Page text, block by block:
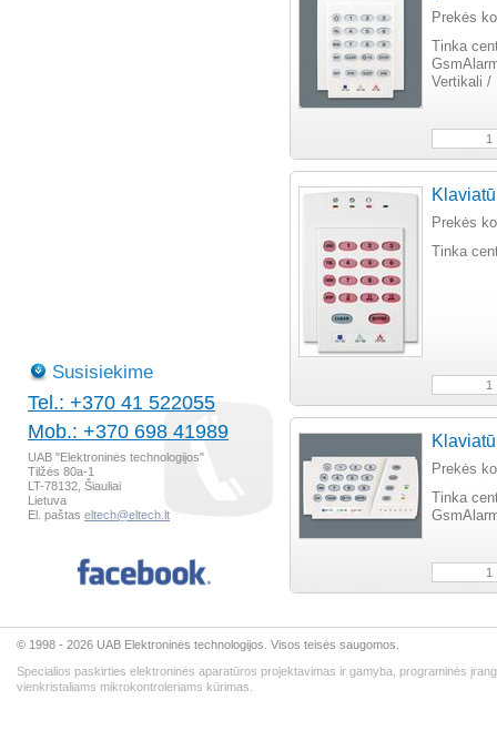
Prekės
Tinka
Vertikali /
Prekės
Tinka
Prekės
Tinka
Susisiekime
Tel.: +370 41 522055
Mob.: +370 698 41989
UAB "Elektroninės technologijos"
Tilžės 80a-1
LT-78132, Šiauliai
Lietuva
El. paštas eltech@eltech.lt
© 1998 - 2026 UAB Elektroninės technologijos. Visos teisės saugomos.
Specialios paskirties elektroninės aparatūros projektavimas ir gamyba, programinės
vienkristaliams mikrokontroleriams kūrimas.